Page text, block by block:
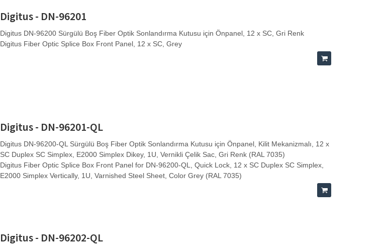
Digitus - DN-96201
Digitus DN-96200 Sürgülü Boş Fiber Optik Sonlandırma Kutusu için Önpanel, 12 x SC, Gri Renk
Digitus Fiber Optic Splice Box Front Panel, 12 x SC, Grey
Digitus - DN-96201-QL
Digitus DN-96200-QL Sürgülü Boş Fiber Optik Sonlandırma Kutusu için Önpanel, Kilit Mekanizmalı, 12 x
SC Duplex SC Simplex, E2000 Simplex Dikey, 1U, Vernikli Çelik Sac, Gri Renk (RAL 7035)
Digitus Fiber Optic Splice Box Front Panel for DN-96200-QL, Quick Lock, 12 x SC Duplex SC Simplex,
E2000 Simplex Vertically, 1U, Varnished Steel Sheet, Color Grey (RAL 7035)
Digitus - DN-96202-QL